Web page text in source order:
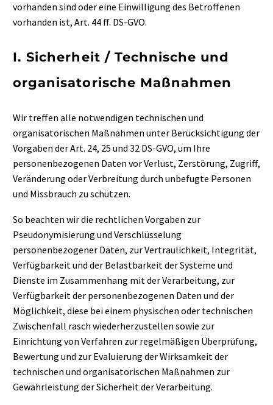
vorhanden sind oder eine Einwilligung des Betroffenen
vorhanden ist, Art. 44 ff. DS-GVO.
I. Sicherheit / Technische und
organisatorische Maßnahmen
Wir treffen alle notwendigen technischen und
organisatorischen Maßnahmen unter Berücksichtigung der
Vorgaben der Art. 24, 25 und 32 DS-GVO, um Ihre
personenbezogenen Daten vor Verlust, Zerstörung, Zugriff,
Veränderung oder Verbreitung durch unbefugte Personen
und Missbrauch zu schützen.
So beachten wir die rechtlichen Vorgaben zur
Pseudonymisierung und Verschlüsselung
personenbezogener Daten, zur Vertraulichkeit, Integrität,
Verfügbarkeit und der Belastbarkeit der Systeme und
Dienste im Zusammenhang mit der Verarbeitung, zur
Verfügbarkeit der personenbezogenen Daten und der
Möglichkeit, diese bei einem physischen oder technischen
Zwischenfall rasch wiederherzustellen sowie zur
Einrichtung von Verfahren zur regelmäßigen Überprüfung,
Bewertung und zur Evaluierung der Wirksamkeit der
technischen und organisatorischen Maßnahmen zur
Gewährleistung der Sicherheit der Verarbeitung.